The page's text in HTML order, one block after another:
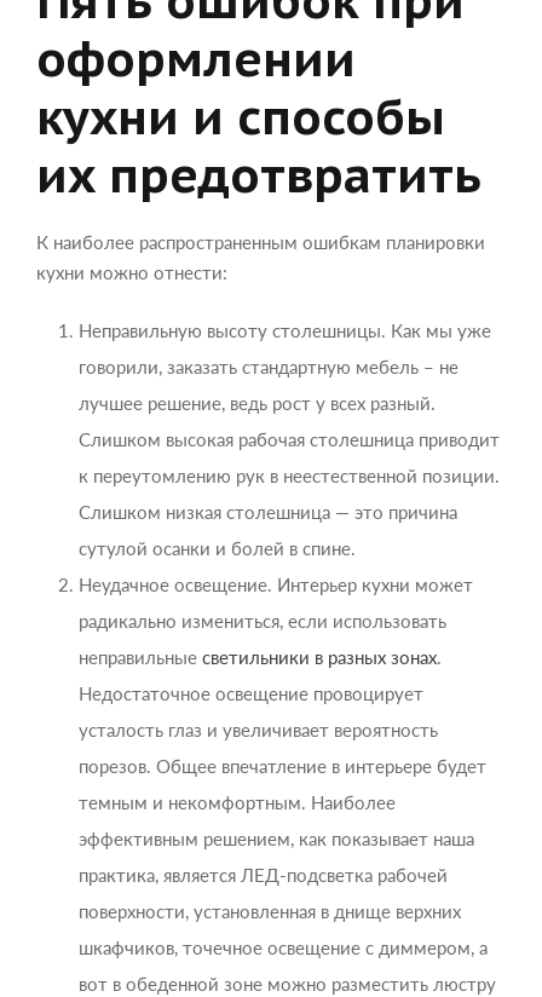
оформлении
кухни и способы
их предотвратить
К наиболее распространенным ошибкам планировки
кухни можно отнести:
Неправильную высоту столешницы. Как мы уже
говорили, заказать стандартную мебель – не
лучшее решение, ведь рост у всех разный.
Слишком высокая рабочая столешница приводит
к переутомлению рук в неестественной позиции.
Слишком низкая столешница — это причина
сутулой осанки и болей в спине.
Неудачное освещение. Интерьер кухни может
радикально измениться, если использовать
неправильные светильники в разных зонах.
Недостаточное освещение провоцирует
усталость глаз и увеличивает вероятность
порезов. Общее впечатление в интерьере будет
темным и некомфортным. Наиболее
эффективным решением, как показывает наша
практика, является ЛЕД-подсветка рабочей
поверхности, установленная в днище верхних
шкафчиков, точечное освещение с диммером, а
вот в обеденной зоне можно разместить люстру